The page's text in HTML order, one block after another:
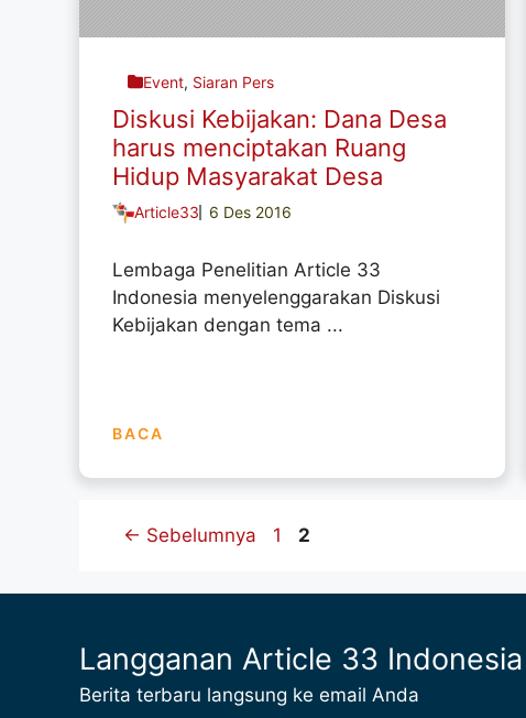
Event, Siaran Pers
Diskusi Kebijakan: Dana Desa
harus menciptakan Ruang
Hidup Masyarakat Desa
Article33 6 Des 2016
Lembaga Penelitian Article 33
Indonesia menyelenggarakan Diskusi
Kebijakan dengan tema ...
BACA
← Sebelumnya Halaman
1 Halaman
2
Langganan Article 33 Indonesia
Berita terbaru langsung ke email Anda